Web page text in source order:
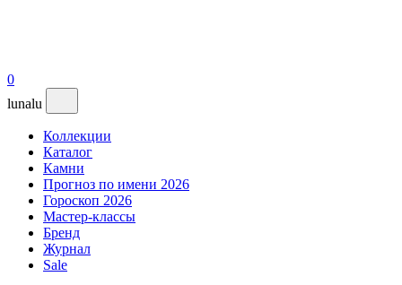
0
lunalu
Коллекции
Каталог
Камни
Прогноз по имени 2026
Гороскоп 2026
Мастер-классы
Бренд
Журнал
Sale